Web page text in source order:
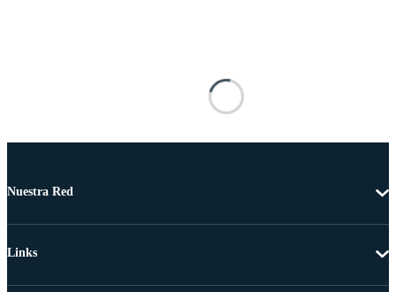
Nuestra Red
Links